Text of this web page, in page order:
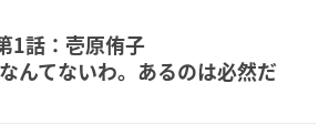
1話：壱原侑子
んてないわ。あるのは必然だ